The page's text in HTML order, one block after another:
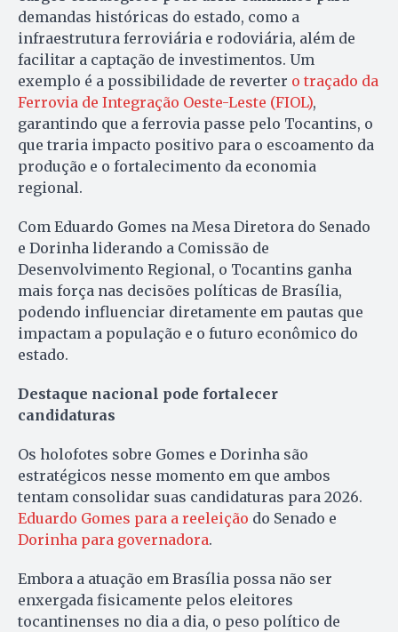
demandas históricas do estado, como a
infraestrutura ferroviária e rodoviária, além de
facilitar a captação de investimentos. Um
exemplo é a possibilidade de reverter o traçado da
Ferrovia de Integração Oeste-Leste (FIOL),
garantindo que a ferrovia passe pelo Tocantins, o
que traria impacto positivo para o escoamento da
produção e o fortalecimento da economia
regional.
Com Eduardo Gomes na Mesa Diretora do Senado
e Dorinha liderando a Comissão de
Desenvolvimento Regional, o Tocantins ganha
mais força nas decisões políticas de Brasília,
podendo influenciar diretamente em pautas que
impactam a população e o futuro econômico do
estado.
Destaque nacional pode fortalecer
candidaturas
Os holofotes sobre Gomes e Dorinha são
estratégicos nesse momento em que ambos
tentam consolidar suas candidaturas para 2026.
Eduardo Gomes para a reeleição do Senado e
Dorinha para governadora.
Embora a atuação em Brasília possa não ser
enxergada fisicamente pelos eleitores
tocantinenses no dia a dia, o peso político de